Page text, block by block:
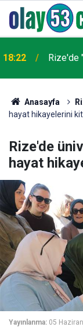
18:22 Rize'de
Anasayfa
hayat hikayelerini
Rize'de
hayat
Yayınlanma: 05